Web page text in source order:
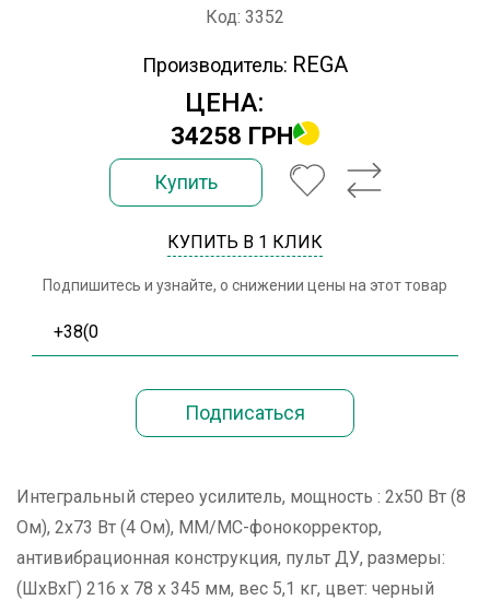
Код: 3352
Производитель: REGA
ЦЕНА:
34258 ГРН
Купить
КУПИТЬ В 1 КЛИК
Подпишитесь и узнайте, о снижении цены на этот товар
Интегральный стерео усилитель, мощность : 2x50 Вт (8
Ом), 2x73 Вт (4 Ом), ММ/МС-фонокорректор,
антивибрационная конструкция, пульт ДУ, размеры:
(ШхВхГ) 216 х 78 х 345 мм, вес 5,1 кг, цвет: черный